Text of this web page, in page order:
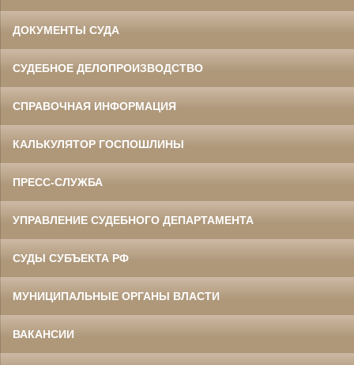
ДОКУМЕНТЫ СУДА
СУДЕБНОЕ ДЕЛОПРОИЗВОДСТВО
СПРАВОЧНАЯ ИНФОРМАЦИЯ
КАЛЬКУЛЯТОР ГОСПОШЛИНЫ
ПРЕСС-СЛУЖБА
УПРАВЛЕНИЕ СУДЕБНОГО ДЕПАРТАМЕНТА
СУДЫ СУБЪЕКТА РФ
МУНИЦИПАЛЬНЫЕ ОРГАНЫ ВЛАСТИ
ВАКАНСИИ